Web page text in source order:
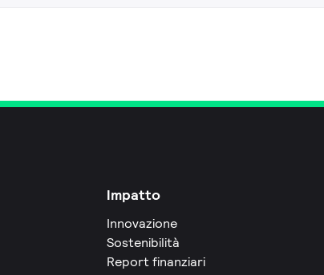
Impatto
Innovazione
Sostenibilità
Report finanziari